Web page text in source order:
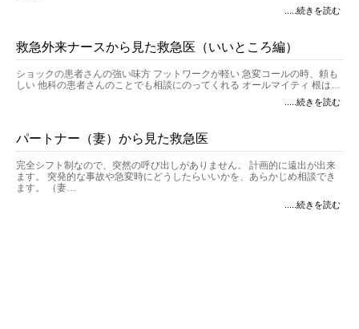
.....続きを読む
救急外来ナースから見た救急医（いいところ編）
ショックの患者さんの強い味方 フットワークが軽い 急変コールの時、頼も
しい 他科の患者さんのことでも相談にのってくれる オールマイティ 根は…
.....続きを読む
パートナー（妻）から見た救急医
完全シフト制なので、突然の呼び出しがありません。 計画的に遠出が出来
ます。 突発的な事故や急変時にどうしたらいいかを、あらかじめ相談でき
ます。 （妻…
.....続きを読む